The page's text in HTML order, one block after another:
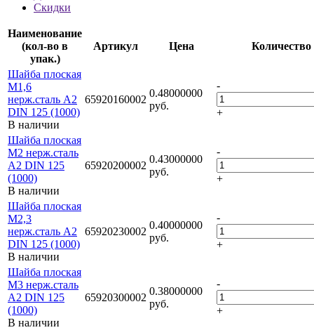
Скидки
Наименование
(кол-во в
упак.)
Артикул Цена Количество
Шайба плоская
М1,6
нерж.сталь А2
DIN 125 (1000)
В наличии
65920160002
0.48000000
руб.
-
+
Шайба плоская
М2 нерж.сталь
А2 DIN 125
(1000)
В наличии
65920200002
0.43000000
руб.
-
+
Шайба плоская
М2,3
нерж.сталь А2
DIN 125 (1000)
В наличии
65920230002
0.40000000
руб.
-
+
Шайба плоская
М3 нерж.сталь
А2 DIN 125
(1000)
В наличии
65920300002
0.38000000
руб.
-
+